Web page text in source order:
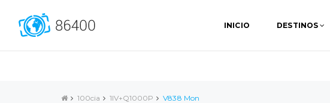
INICIO DESTINOS
100cia 1IV+Q1000P V838 Mon